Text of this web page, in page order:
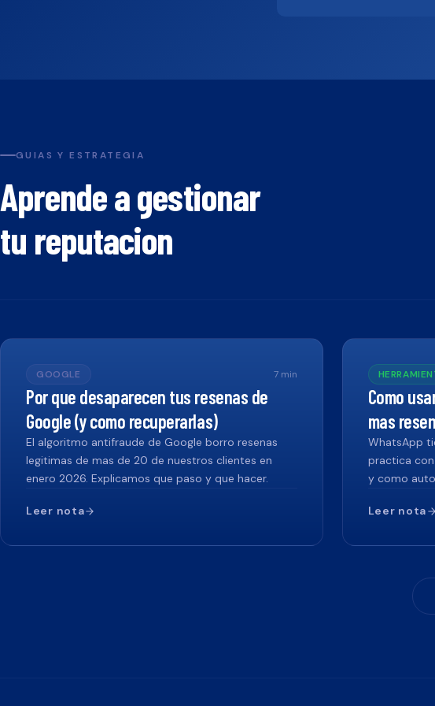
GUIAS Y ESTRATEGIA
Aprende a gestionar
tu reputacion
GOOGLE 7min
Por que desaparecen tus resenas de
Google (y como recuperarlas)
El algoritmo antifraude de Google borro resenas
legitimas de mas de 20 de nuestros clientes en
enero 2026. Explicamos que paso y que hacer.
Leer nota
Como
mas
WhatsApp
practica
y como
Leer nota